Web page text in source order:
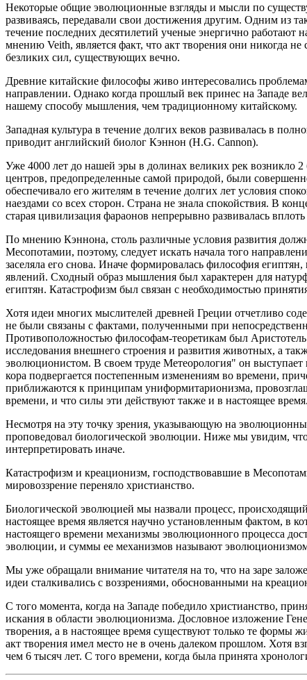
Некоторые общие эволюционные взгляды и мысли по
развиваясь, передавали свои достижения другим. Одним из
течение последних десятилетий ученые энергично
мнению Veith, является факт, что акт творения они никогда
безликих сил, существующих вечно.
Древние китайские философы живо интересовались
направлении. Однако когда прошлый век принес на Западе
нашему способу мышления, чем традиционному китайскому.
Западная культура в течение долгих веков развивалась в
приводит английский биолог Кэннон (Н.G. Cannon).
Уже 4000 лет до нашей эры в долинах великих рек возникло
центров, предопределенные самой природой, были
обеспечивало его жителям в течение долгих лет условия
наездами со всех сторон. Страна не знала спокойствия. В
старая цивилизация фараонов непрерывно развивалась
По мнению Кэннона, столь различные условия развития
Месопотамии, поэтому, следует искать начала того
заселяла его снова. Иначе формировалась философия
явлений. Сходный образ мышления был характерен для
египтян. Катастрофизм был связан с необходимостью
Хотя идеи многих мыслителей древней Греции отчетливо
не были связаны с фактами, полученными при
Противоположностью философам-теоретикам был
исследования внешнего строения и развития животных, а
эволюционистом. В своем труде Метеорология" он
кора подвергается постепенным изменениям во времени,
приближаются к принципам униформитарионизма,
времени, и что силы эти действуют также и в настоящее время.
Несмотря на эту точку зрения, указывающую на
проповедовал биологической эволюции. Ниже мы увидим,
интерпретировать иначе.
Катастрофизм и креационизм, господствовавшие в
мировоззрение переняло христианство.
Биологической эволюцией мы назвали процесс,
настоящее время является научно установленным фактом, в
настоящего времени механизмы эволюционного процесса
эволюции, и суммы ее механизмов называют
Мы уже обращали внимание читателя на то, что на заре
идеи сталкивались с воззрениями, обоснованными на
С того момента, когда на Западе победило христианство,
искания в области эволюционизма. Дословное изложение
творения, а в настоящее время существуют только те формы
акт творения имел место не в очень далеком прошлом. Хотя
чем 6 тысяч лет. С того времени, когда была принята